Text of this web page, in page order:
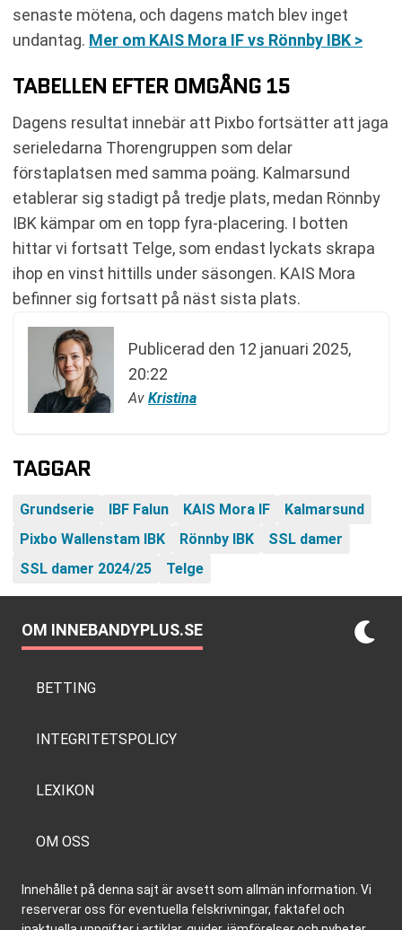
senaste mötena, och dagens match blev inget
undantag. Mer om KAIS Mora IF vs Rönnby IBK >
TABELLEN EFTER OMGÅNG 15
Dagens resultat innebär att Pixbo fortsätter att jaga
serieledarna Thorengruppen som delar
förstaplatsen med samma poäng. Kalmarsund
etablerar sig stadigt på tredje plats, medan Rönnby
IBK kämpar om en topp fyra-placering. I botten
hittar vi fortsatt Telge, som endast lyckats skrapa
ihop en vinst hittills under säsongen. KAIS Mora
befinner sig fortsatt på näst sista plats.
Publicerad den 12 januari 2025,
20:22
Av Kristina
TAGGAR
Grundserie IBF Falun KAIS Mora IF
Kalmarsund
Pixbo Wallenstam IBK
Rönnby IBK
SSL damer
SSL damer 2024/25
Telge
OM INNEBANDYPLUS.SE
BETTING
INTEGRITETSPOLICY
LEXIKON
OM OSS
Innehållet på denna sajt är avsett som allmän information. Vi
reserverar oss för eventuella felskrivningar, faktafel och